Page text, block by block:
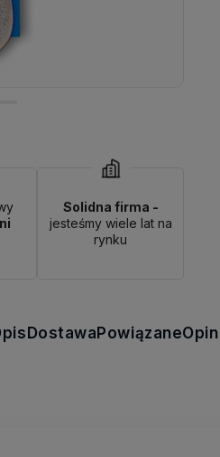
Solidna firma -
jesteśmy wiele lat na
rynku
DostawaPowiązane